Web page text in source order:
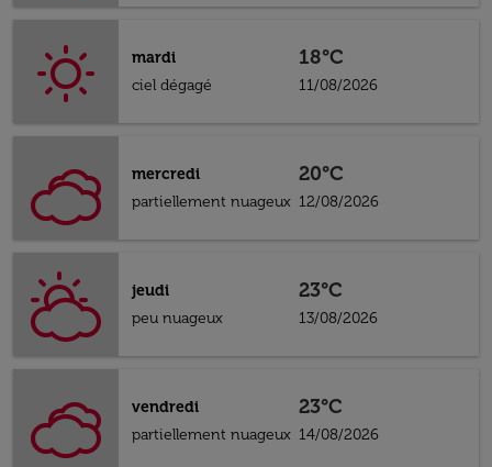
mardi
ciel dégagé
18°C
11/08/2026
mercredi
partiellement nuageux
20°C
12/08/2026
jeudi
peu nuageux
23°C
13/08/2026
vendredi
partiellement nuageux
23°C
14/08/2026